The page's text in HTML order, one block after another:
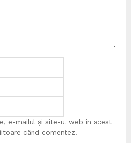
e-mailul și site-ul web în acest
când comentez.